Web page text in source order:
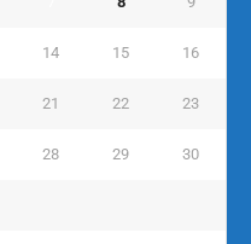
14 15 16
21 22 23
28 29 30